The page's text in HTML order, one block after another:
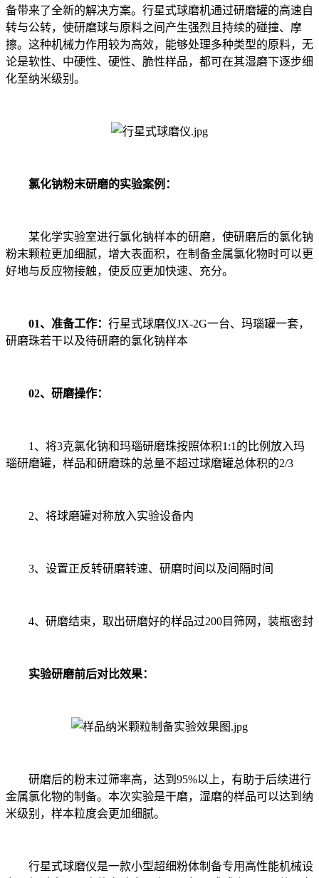
备带来了全新的解决方案。行星式球磨机通过研磨罐的高速自
转与公转，使研磨球与原料之间产生强烈且持续的碰撞、摩
擦。这种机械力作用较为高效，能够处理多种类型的原料，无
论是软性、中硬性、硬性、脆性样品，都可在其湿磨下逐步细
化至纳米级别。
氯化钠粉末研磨的实验案例：
某化学实验室进行氯化钠样本的研磨，使研磨后的氯化钠
粉末颗粒更加细腻，增大表面积，在制备金属氯化物时可以更
好地与反应物接触，使反应更加快速、充分。
01、准备工作： 行星式球磨仪JX-2G一台、玛瑙罐一套，
研磨珠若干以及待研磨的氯化钠样本
02、研磨操作：
1、将3克氯化钠和玛瑙研磨珠按照体积1:1的比例放入玛
瑙研磨罐，样品和研磨珠的总量不超过球磨罐总体积的2/3
2、将球磨罐对称放入实验设备内
3、设置正反转研磨转速、研磨时间以及间隔时间
4、研磨结束，取出研磨好的样品过200目筛网，装瓶密封
实验研磨前后对比效果：
研磨后的粉末过筛率高，达到95%以上，有助于后续进行
金属氯化物的制备。本次实验是干磨，湿磨的样品可以达到纳
米级别，样本粒度会更加细腻。
行星式球磨仪是一款小型超细粉体制备专用高性能机械设